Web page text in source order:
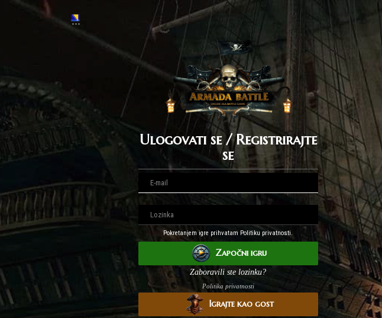
Ulogovati se / Registrirajte
se
Pokretanjem igre prihvatam Politiku privatnosti.
Započni igru
Zaboravili ste lozinku?
Politika privatnosti
Igrajte kao gost